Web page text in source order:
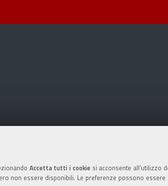
Accetta tutti i cookiesi acconsente all’utilizzo
non essere disponibili. Le preferenze possono